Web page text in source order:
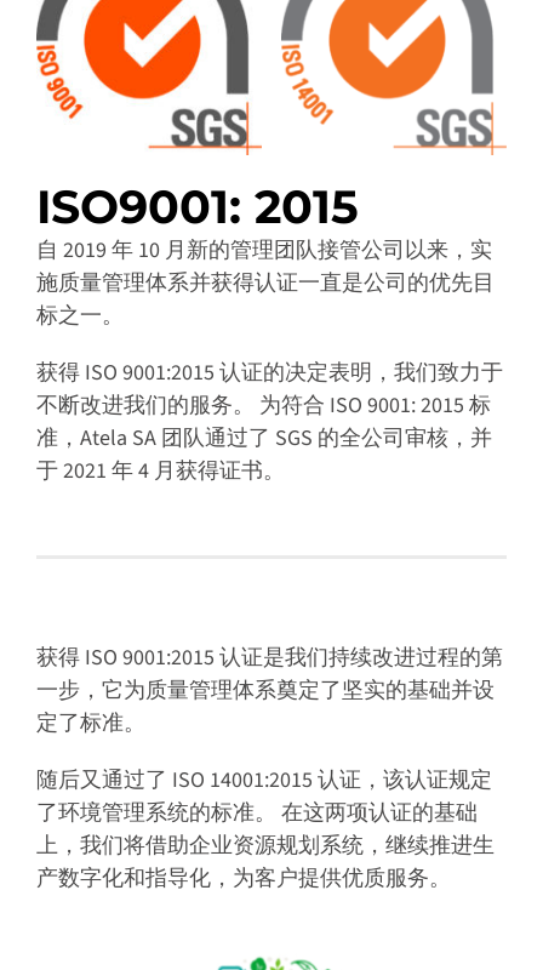
ISO9001: 2015
自 2019 年 10 月新的管理团队接管公司以来，实
施质量管理体系并获得认证一直是公司的优先目
标之一。
获得 ISO 9001:2015 认证的决定表明，我们致力于
不断改进我们的服务。 为符合 ISO 9001: 2015 标
准，Atela SA 团队通过了 SGS 的全公司审核，并
于 2021 年 4 月获得证书。
获得 ISO 9001:2015 认证是我们持续改进过程的第
一步，它为质量管理体系奠定了坚实的基础并设
定了标准。
随后又通过了 ISO 14001:2015 认证，该认证规定
了环境管理系统的标准。 在这两项认证的基础
上，我们将借助企业资源规划系统，继续推进生
产数字化和指导化，为客户提供优质服务。